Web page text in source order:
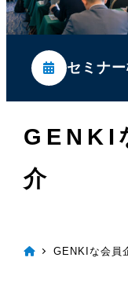
へ
セミナ
GENKI
介
GENKIな会員